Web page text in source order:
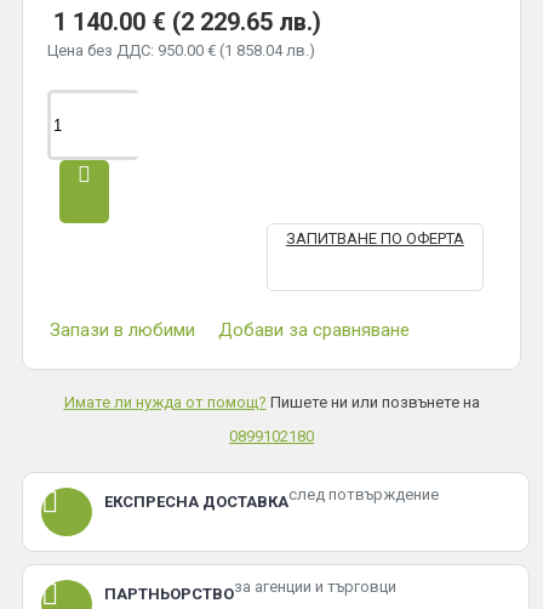
1 140.00 € (2 229.65 лв.)
Цена без ДДС: 950.00 € (1 858.04 лв.)
ЗАПИТВАНЕ ПО ОФЕРТА
Запази в любими Добави за сравняване
Имате ли нужда от помощ? Пишете ни или позвънете на
0899102180
ЕКСПРЕСНА ДОСТАВКАслед потвърждение
ПАРТНЬОРСТВОза агенции и търговци